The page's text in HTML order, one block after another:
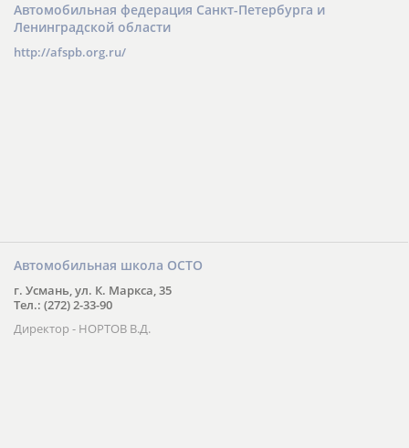
Автомобильная федерация Санкт-Петербурга и
Ленинградской области
http://afspb.org.ru/
Автомобильная школа ОСТО
г. Усмань, ул. К. Маркса, 35
Тел.: (272) 2-33-90
Директор - НОРТОВ В.Д.